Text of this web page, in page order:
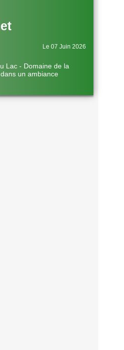
Le 07 Juin 2026
Lac - Domaine de la
un ambiance